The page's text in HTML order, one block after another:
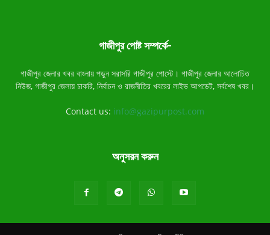
গাজীপুর পোষ্ট সম্পর্কে-
গাজীপুর জেলার খবর বাংলায় পড়ুন সরাসরি গাজীপুর পোস্টে। গাজীপুর জেলার আলোচিত
নিউজ, গাজীপুর জেলায় চাকরি, নির্বাচন ও রাজনীতির খবরের লাইভ আপডেট, সর্বশেষ খবর।
Contact us: info@gazipurpost.com
অনুসরন করুন